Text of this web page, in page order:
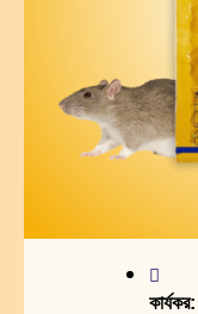
কার্যকর: